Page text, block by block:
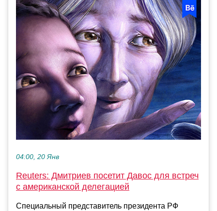
04:00, 20 Янв
Reuters: Дмитриев посетит Давос для встреч
с американской делегацией
Специальный представитель президента РФ